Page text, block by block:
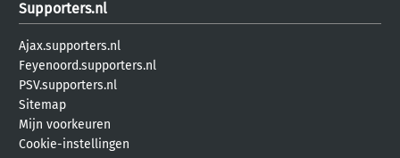
Supporters.nl
Ajax.supporters.nl
Feyenoord.supporters.nl
PSV.supporters.nl
Sitemap
Mijn voorkeuren
Cookie-instellingen